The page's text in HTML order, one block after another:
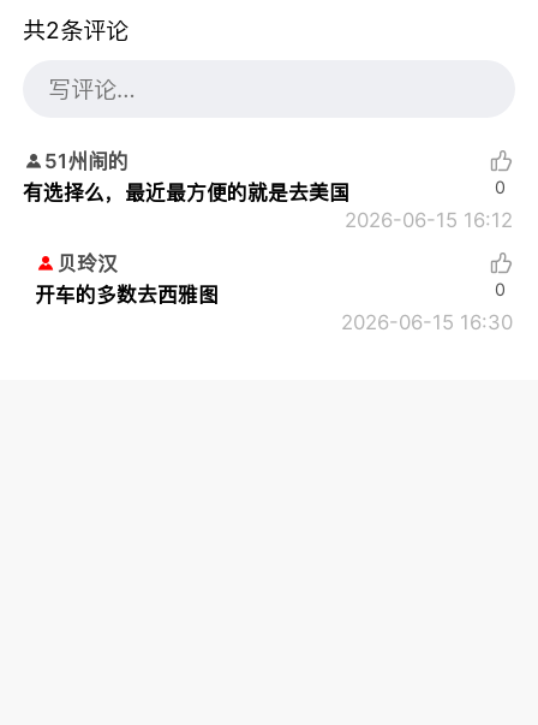
共2条评论
51州闹的
有选择么，最近最方便的就是去美国
2026-06-15 16:12
0
贝玲汉
开车的多数去西雅图
2026-06-15 16:30
0